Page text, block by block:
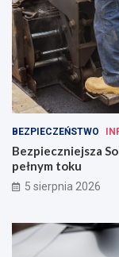
BEZPIECZEŃSTWO
Bezpieczniejsza
pełnym toku
5 sierpnia 2026